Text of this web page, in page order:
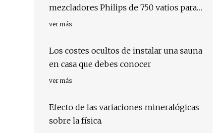
mezcladores Philips de 750 vatios para
mejorar su experiencia en la cocina
ver más
Los costes ocultos de instalar una sauna
en casa que debes conocer
ver más
Efecto de las variaciones mineralógicas
sobre la física.